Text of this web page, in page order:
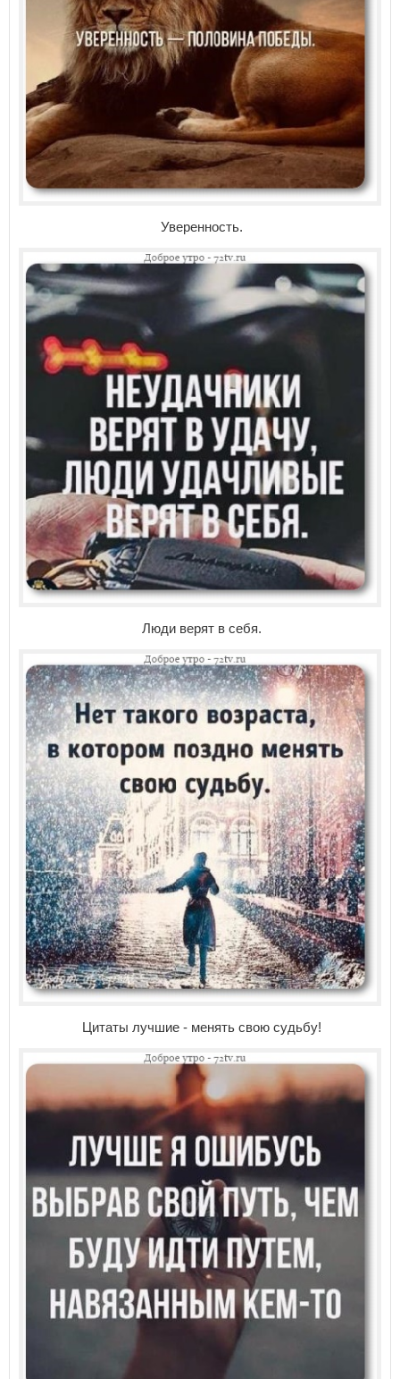
Уверенность.
Люди верят в себя.
Цитаты лучшие - менять свою судьбу!